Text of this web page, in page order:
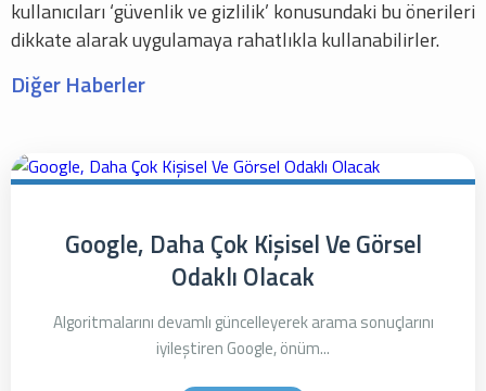
kullanıcıları ‘güvenlik ve gizlilik’ konusundaki bu önerileri
dikkate alarak uygulamaya rahatlıkla kullanabilirler.
Diğer Haberler
Google, Daha Çok Kişisel Ve Görsel
Odaklı Olacak
Algoritmalarını devamlı güncelleyerek arama sonuçlarını
iyileştiren Google, önüm...